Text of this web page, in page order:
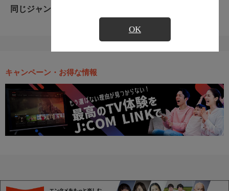
OK
同じジャンルのおすすめ番組
キャンペーン・お得な情報